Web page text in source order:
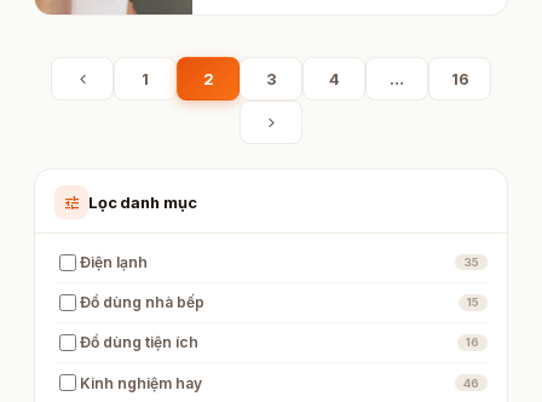
chevron_left 1 2 3 4 … 16
chevron_right
tune Lọc danh mục
Điện lạnh 35
Đồ dùng nhà bếp 15
Đồ dùng tiện ích 16
Kinh nghiệm hay 46